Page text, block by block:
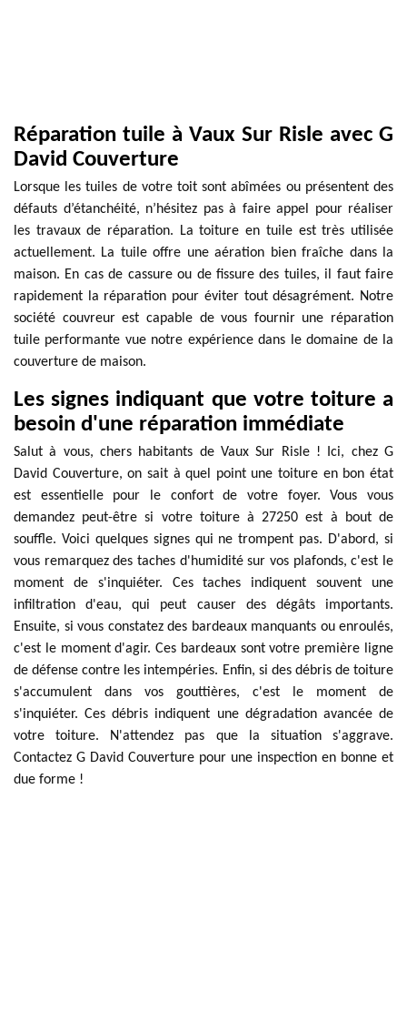
Réparation tuile à Vaux Sur Risle avec G
David Couverture
Lorsque les tuiles de votre toit sont abîmées ou présentent des
défauts d’étanchéité, n’hésitez pas à faire appel pour réaliser
les travaux de réparation. La toiture en tuile est très utilisée
actuellement. La tuile offre une aération bien fraîche dans la
maison. En cas de cassure ou de fissure des tuiles, il faut faire
rapidement la réparation pour éviter tout désagrément. Notre
société couvreur est capable de vous fournir une réparation
tuile performante vue notre expérience dans le domaine de la
couverture de maison.
Les signes indiquant que votre toiture a
besoin d'une réparation immédiate
Salut à vous, chers habitants de Vaux Sur Risle ! Ici, chez G
David Couverture, on sait à quel point une toiture en bon état
est essentielle pour le confort de votre foyer. Vous vous
demandez peut-être si votre toiture à 27250 est à bout de
souffle. Voici quelques signes qui ne trompent pas. D'abord, si
vous remarquez des taches d'humidité sur vos plafonds, c'est le
moment de s'inquiéter. Ces taches indiquent souvent une
infiltration d'eau, qui peut causer des dégâts importants.
Ensuite, si vous constatez des bardeaux manquants ou enroulés,
c'est le moment d'agir. Ces bardeaux sont votre première ligne
de défense contre les intempéries. Enfin, si des débris de toiture
s'accumulent dans vos gouttières, c'est le moment de
s'inquiéter. Ces débris indiquent une dégradation avancée de
votre toiture. N'attendez pas que la situation s'aggrave.
Contactez G David Couverture pour une inspection en bonne et
due forme !